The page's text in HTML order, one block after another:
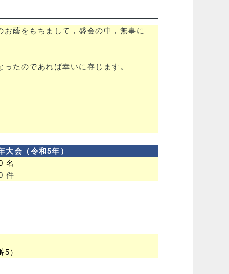
蔭をもちまして，盛会の中，無事に
たのであれば幸いに存じます。
大会（令和5年）
名
件
）